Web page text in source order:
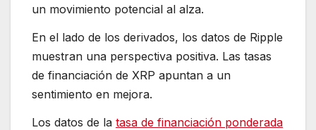
un movimiento potencial al alza.
En el lado de los derivados, los datos de Ripple
muestran una perspectiva positiva. Las tasas
de financiación de XRP apuntan a un
sentimiento en mejora.
Los datos de la tasa de financiación ponderada